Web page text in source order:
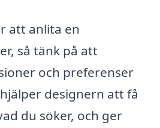
att anlita en
så tänk på att
och preferenser
designern att få
du söker, och ger